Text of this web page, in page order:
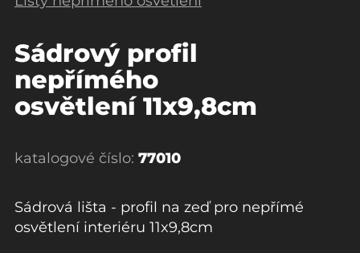
Sádrový profil
nepřímého
osvětlení 11x9,8cm
katalogové číslo: 77010
Sádrová lišta - profil na zeď pro nepřímé
osvětlení interiéru 11x9,8cm